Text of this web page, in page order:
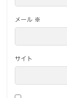
メール ※
サイト